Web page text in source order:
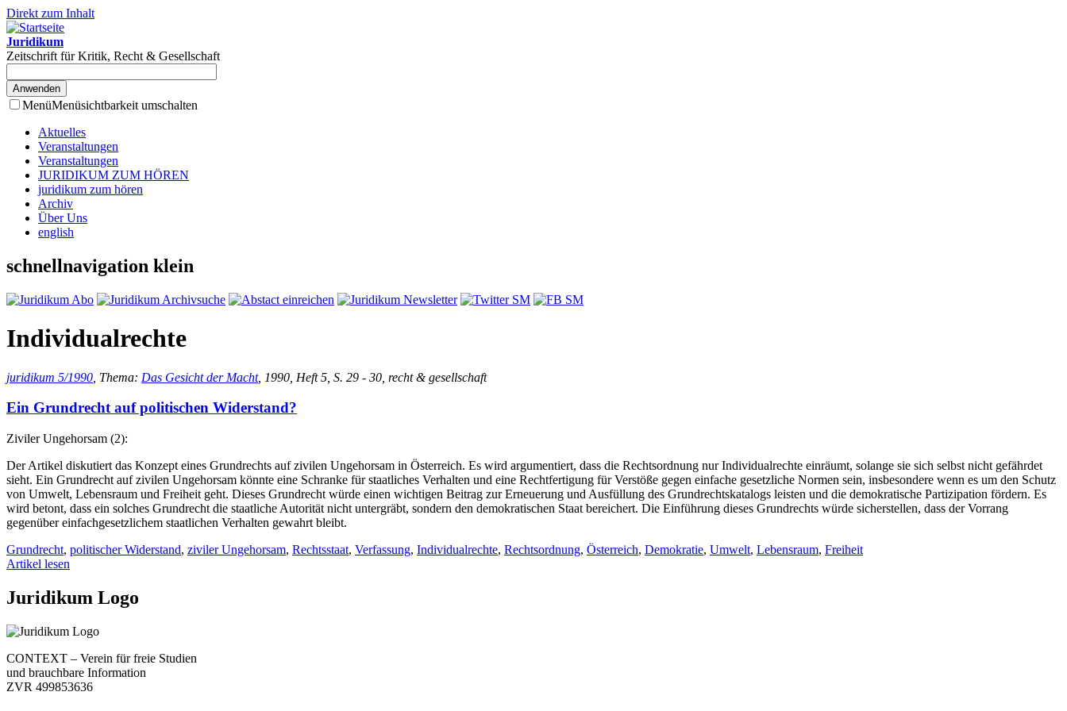
Direkt zum Inhalt
Juridikum
Zeitschrift für Kritik, Recht & Gesellschaft
MenüMenüsichtbarkeit umschalten
Aktuelles
Veranstaltungen
Veranstaltungen
JURIDIKUM ZUM HÖREN
juridikum zum hören
Archiv
Über Uns
english
schnellnavigation klein
Individualrechte
juridikum 5/1990 , Thema: Das Gesicht der Macht, 1990, Heft 5, S. 29 - 30, recht & gesellschaft
Ein Grundrecht auf politischen Widerstand?
Ziviler Ungehorsam (2):
Der Artikel diskutiert das Konzept eines Grundrechts auf zivilen Ungehorsam in Österreich. Es wird argumentiert, dass die Rechtsordnung nur Individualrechte einräumt, solange sie sich selbst nicht gefährdet
sieht. Ein Grundrecht auf zivilen Ungehorsam könnte eine Schranke für staatliches Verhalten und eine Rechtfertigung für Verstöße gegen einfache gesetzliche Normen sein, insbesondere wenn es um den Schutz
von Umwelt, Lebensraum und Freiheit geht. Dieses Grundrecht würde einen wichtigen Beitrag zur Erneuerung und Ausfüllung des Grundrechtskatalogs leisten und die demokratische Partizipation fördern. Es
wird betont, dass ein solches Grundrecht die staatliche Autorität nicht untergräbt, sondern den demokratischen Staat bereichert. Die Einführung dieses Grundrechts würde sicherstellen, dass der Vorrang
gegenüber einfachgesetzlichem staatlichen Verhalten gewahrt bleibt.
Grundrecht, politischer Widerstand, ziviler Ungehorsam, Rechtsstaat, Verfassung, Individualrechte, Rechtsordnung, Österreich, Demokratie, Umwelt, Lebensraum, Freiheit
Artikel lesen
Juridikum Logo
CONTEXT – Verein für freie Studien
und brauchbare Information
ZVR 499853636